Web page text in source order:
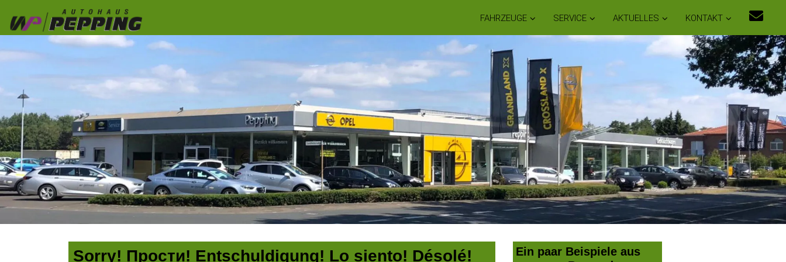
FAHRZEUGE SERVICE AKTUELLES KONTAKT
Sorry! Прости! Entschuldigung! Lo siento! Désolé!
Ein paar Beispiele aus